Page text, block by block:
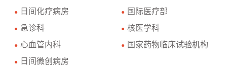
● 日间化疗病房 ● 国际医疗部
● 急诊科 ● 核医学科
● 心血管内科 ● 国家药物临床试验机构
● 日间微创病房